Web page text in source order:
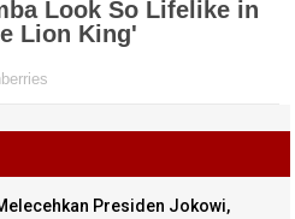
Presiden Jokowi,